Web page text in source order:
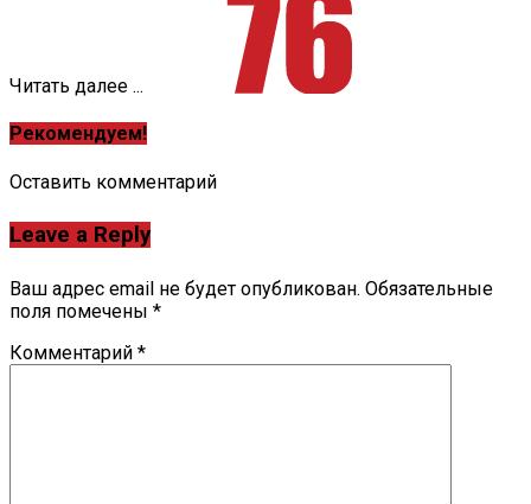
Читать далее ...
Рекомендуем!
Оставить комментарий
Leave a Reply
Ваш адрес email не будет опубликован. Обязательные
поля помечены *
Комментарий *